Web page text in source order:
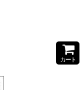
カート